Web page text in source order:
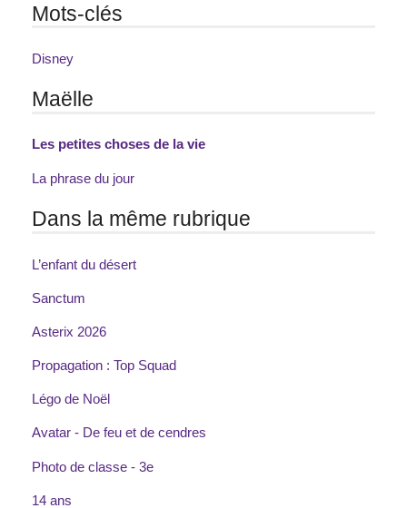
Mots-clés
Disney
Maëlle
Les petites choses de la vie
La phrase du jour
Dans la même rubrique
L’enfant du désert
Sanctum
Asterix 2026
Propagation : Top Squad
Légo de Noël
Avatar - De feu et de cendres
Photo de classe - 3e
14 ans